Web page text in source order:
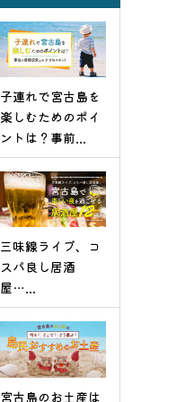
子連れで宮古島を
楽しむためのポイ
ントは？事前...
三味線ライブ、コ
スパ良し居酒
屋…...
宮古島のお土産は